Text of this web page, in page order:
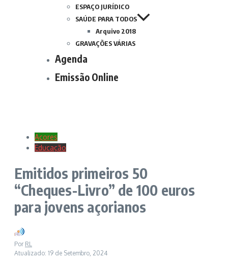
ESPAÇO JURÍDICO
SAÚDE PARA TODOS
Arquivo 2018
GRAVAÇÕES VÁRIAS
Agenda
Emissão Online
Açores
Educação
Emitidos primeiros 50
“Cheques-Livro” de 100 euros
para jovens açorianos
Por RL
Atualizado: 19 de Setembro, 2024